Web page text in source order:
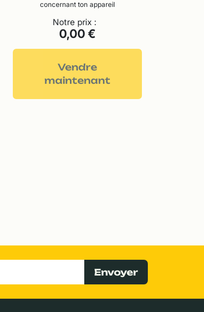
concernant ton appareil
Notre prix :
0,00 €
Vendre
maintenant
Envoyer